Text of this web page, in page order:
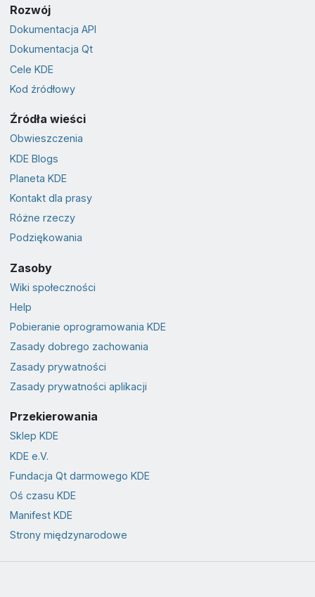
Rozwój
Dokumentacja API
Dokumentacja Qt
Cele KDE
Kod źródłowy
Źródła wieści
Obwieszczenia
KDE Blogs
Planeta KDE
Kontakt dla prasy
Różne rzeczy
Podziękowania
Zasoby
Wiki społeczności
Help
Pobieranie oprogramowania KDE
Zasady dobrego zachowania
Zasady prywatności
Zasady prywatności aplikacji
Przekierowania
Sklep KDE
KDE e.V.
Fundacja Qt darmowego KDE
Oś czasu KDE
Manifest KDE
Strony międzynarodowe